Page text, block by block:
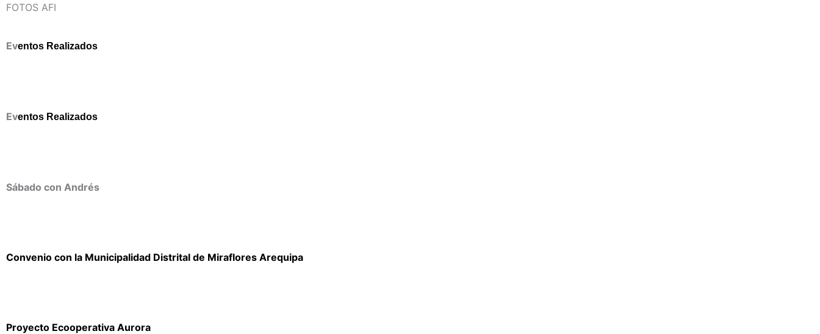
FOTOS AFI
Eventos Realizados
Eventos Realizados
Sábado con Andrés
Convenio con la Municipalidad Distrital de Miraflores Arequipa
Proyecto Ecooperativa Aurora